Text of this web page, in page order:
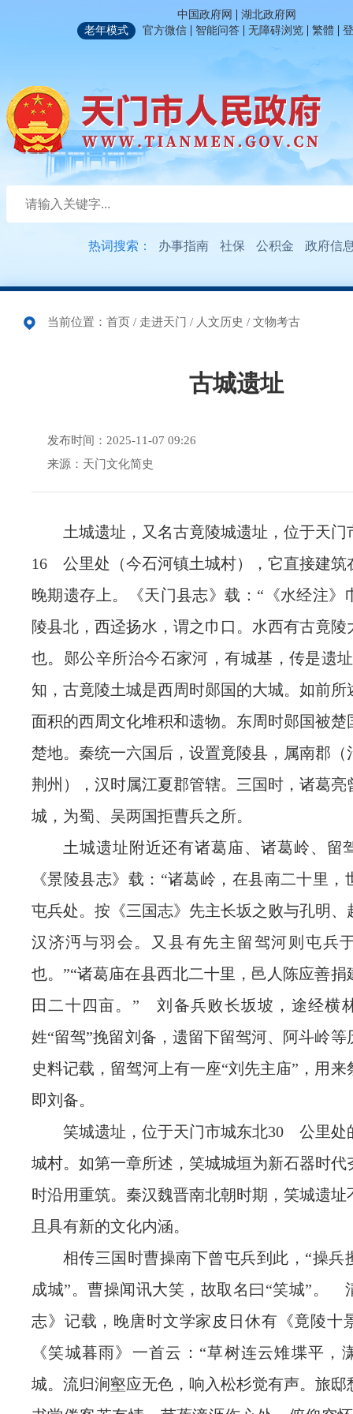
中国政府网 | 湖北政府网
老年模式
官方微信 | 智能问答 | 无障碍浏览 | 繁體 |
热词搜索： 办事指南 社保 公积金 政府信
当前位置： 首页 / 走进天门 / 人文历史 / 文物考古
古城遗址
发布时间：2025-11-07 09:26
来源：天门文化简史
土城遗址，又名古竟陵城遗址，位于天
16 公里处（今石河镇土城村），它直接建筑
晚期遗存上。《天门县志》载：“《水经注》
陵县北，西迳扬水，谓之巾口。水西有古竟陵
也。郧公辛所治今石家河，有城基，传是遗
知，古竟陵土城是西周时郧国的大城。如前所
面积的西周文化堆积和遗物。东周时郧国被楚
楚地。秦统一六国后，设置竟陵县，属南郡（
荆州），汉时属江夏郡管辖。三国时，诸葛亮
城，为蜀、吴两国拒曹兵之所。
土城遗址附近还有诸葛庙、诸葛岭、留
《景陵县志》载：“诸葛岭，在县南二十里，
屯兵处。按《三国志》先主长坂之败与孔明、
汉济沔与羽会。又县有先主留驾河则屯兵
也。”“诸葛庙在县西北二十里，邑人陈应善捐
田二十四亩。” 刘备兵败长坂坡，途经横
姓“留驾”挽留刘备，遗留下留驾河、阿斗岭等
史料记载，留驾河上有一座“刘先主庙”，用来
即刘备。
笑城遗址，位于天门市城东北30 公里处
城村。如第一章所述，笑城城垣为新石器时代
时沿用重筑。秦汉魏晋南北朝时期，笑城遗址
且具有新的文化内涵。
相传三国时曹操南下曾屯兵到此，“操兵
成城”。曹操闻讯大笑，故取名曰“笑城”。
志》记载，晚唐时文学家皮日休有《竟陵十
《笑城暮雨》一首云：“草树连云雉堞平，
城。流归涧壑应无色，响入松杉觉有声。旅邸